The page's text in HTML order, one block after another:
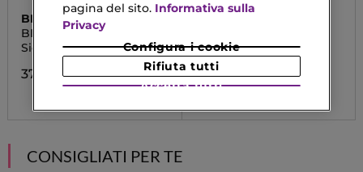
BIOTHERM
BIOCORPS SERUM
Siero Corpo
37,63 €
TRATTAMENTO MANI
ANTI ETA' GLOBALE
20,00 €
CONSIGLIATI PER TE
pagina del sito. Informativa sulla
Privacy
Configura i cookie
Rifiuta tutti
Accetta tutti